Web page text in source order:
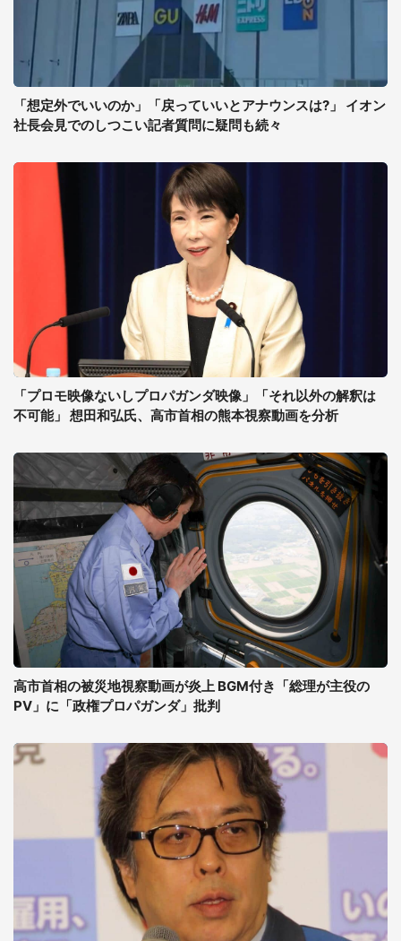
「想定外でいいのか」「戻っていいとアナウンスは?」 イオン
社長会見でのしつこい記者質問に疑問も続々
「プロモ映像ないしプロパガンダ映像」「それ以外の解釈は
不可能」 想田和弘氏、高市首相の熊本視察動画を分析
高市首相の被災地視察動画が炎上 BGM付き「総理が主役の
PV」に「政権プロパガンダ」批判